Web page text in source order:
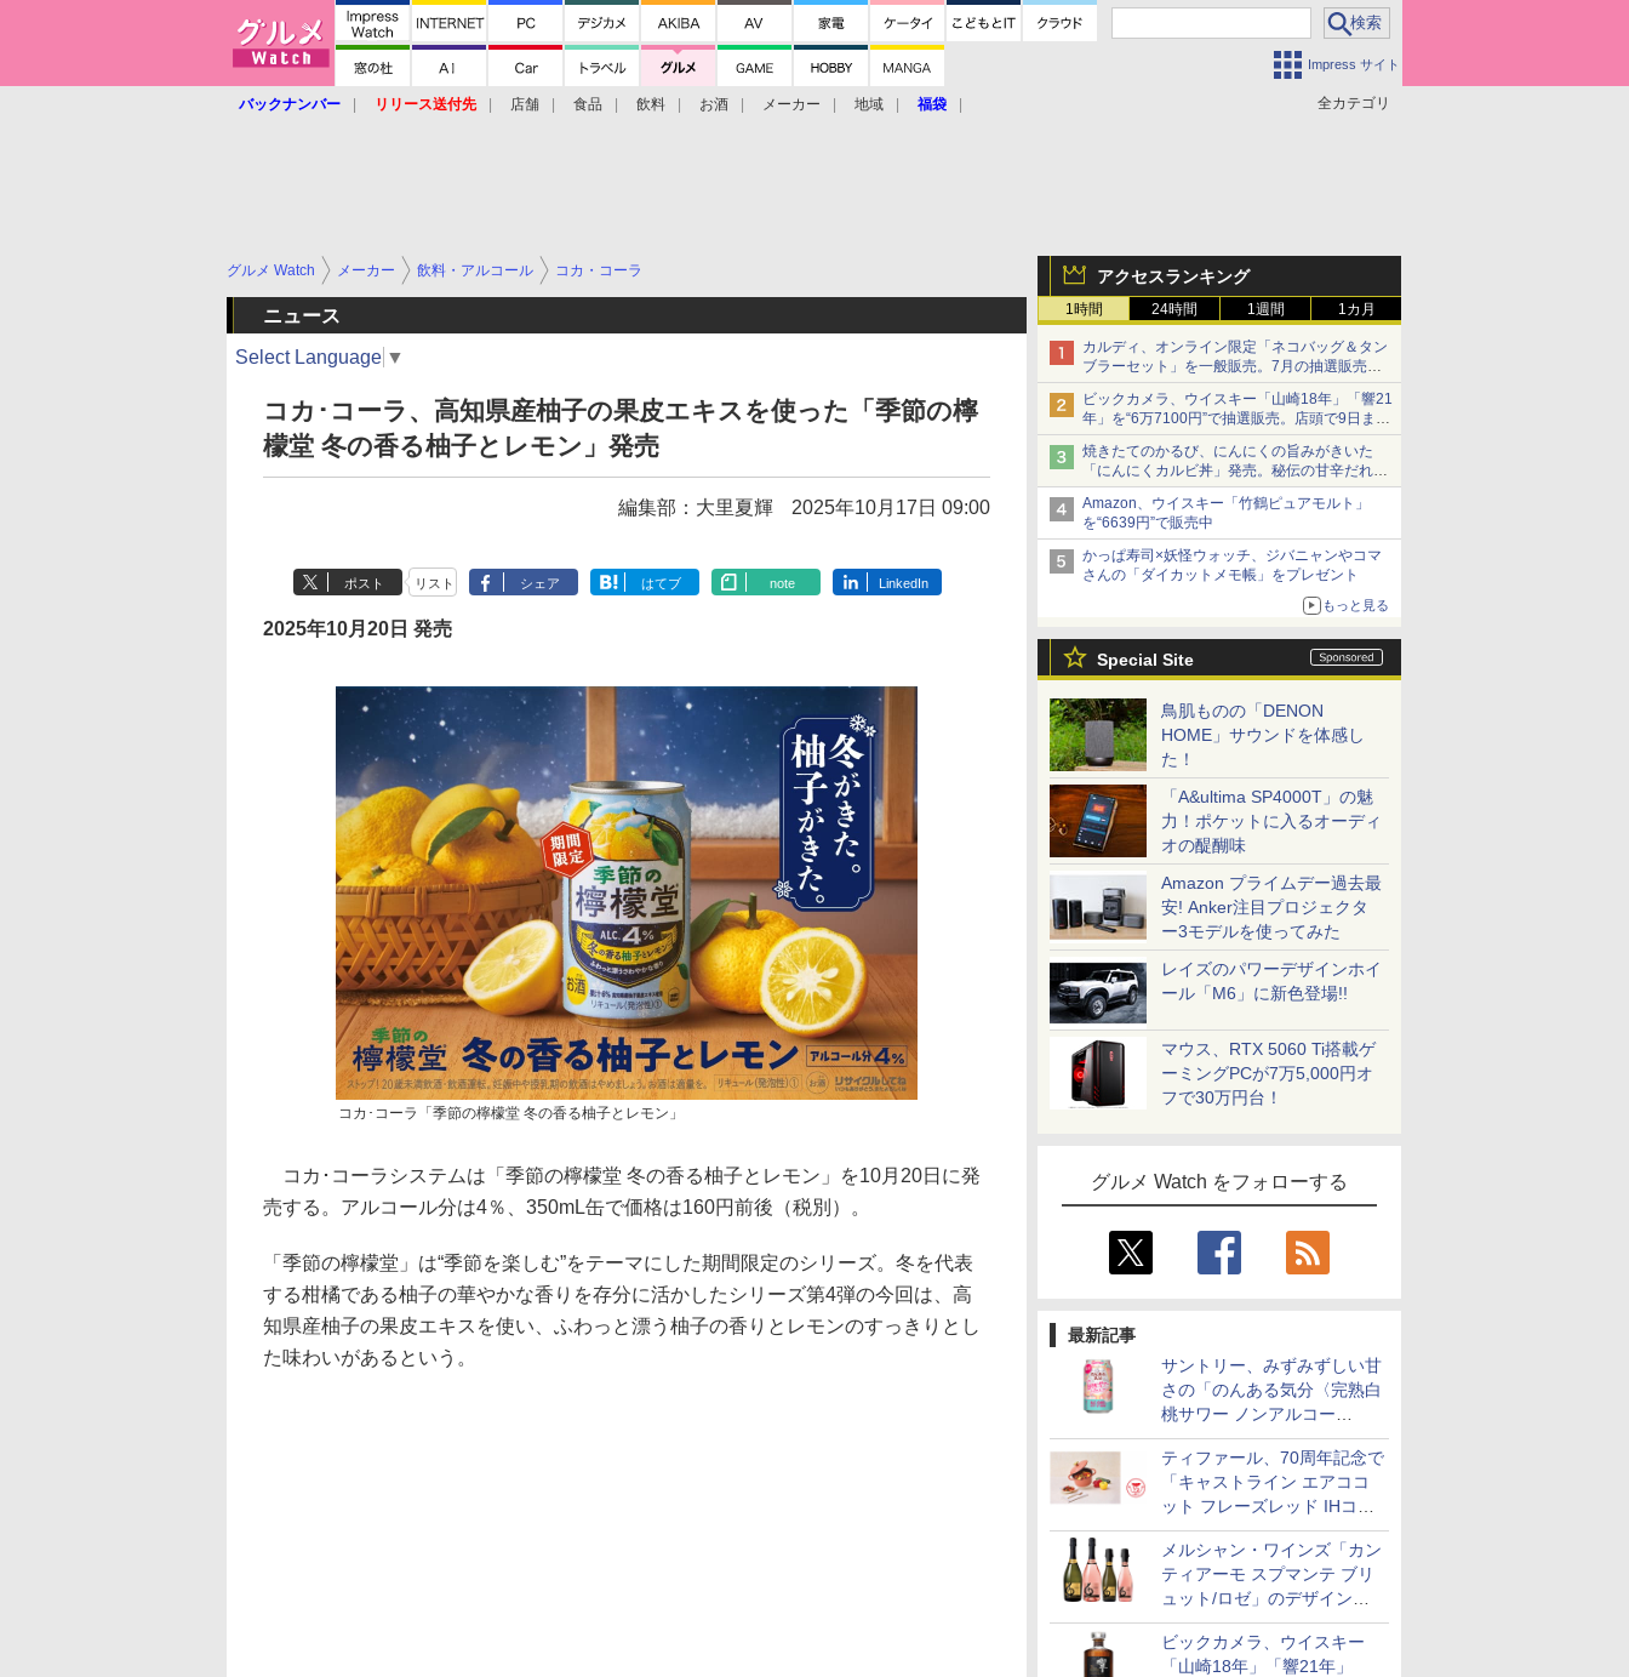
Impress サイト
全カテゴリ
バックナンバー リリース送付先 店舗 食品 飲料 お酒 メーカー 地域 福袋
アクセスランキング
1時間 24時間 1週間 1カ月
カルディ、オンライン限定「ネコバッグ＆タン
ブラーセット」を一般販売。7月の抽選販売の
当選無効分
ビックカメラ、ウイスキー「山崎18年」「響21
年」を“6万7100円”で抽選販売。店頭で9日まで
受付
焼きたてのかるび、にんにくの旨みがきいた
「にんにくカルビ丼」発売。秘伝の甘辛だれを
絡めた「豚カルビ丼」も復活
Amazon、ウイスキー「竹鶴ピュアモルト」
を“6639円”で販売中
かっぱ寿司×妖怪ウォッチ、ジバニャンやコマ
さんの「ダイカットメモ帳」をプレゼント
もっと見る
Special Site
鳥肌ものの「DENON
HOME」サウンドを体感し
た！
「A&ultima SP4000T」の魅
力！ポケットに入るオーディ
オの醍醐味
Amazon プライムデー過去最
安! Anker注目プロジェクタ
ー3モデルを使ってみた
レイズのパワーデザインホイ
ール「M6」に新色登場!!
マウス、RTX 5060 Ti搭載ゲ
ーミングPCが7万5,000円オ
フで30万円台！
グルメ Watch をフォローする
最新記事
サントリー、みずみずしい甘
さの「のんある気分〈完熟白
桃サワー ノンアルコー
ル〉」限定発売
ティファール、70周年記念で
「キャストライン エアココ
ット フレーズレッド IHココ
ット鍋 24cm」数量限定発売
メルシャン・ワインズ「カン
ティアーモ スプマンテ ブリ
ュット/ロゼ」のデザインを
リニューアル。ハーフボトル
も登場
ビックカメラ、ウイスキー
「山崎18年」「響21年」
グルメ Watch メーカー 飲料・アルコール コカ・コーラ
ニュース
Select Language ▼
コカ･コーラ、高知県産柚子の果皮エキスを使った「季節の檸
檬堂 冬の香る柚子とレモン」発売
編集部：大里夏輝 2025年10月17日 09:00
ポスト リスト シェア はてブ note LinkedIn
2025年10月20日 発売
コカ･コーラ「季節の檸檬堂 冬の香る柚子とレモン」
コカ･コーラシステムは「季節の檸檬堂 冬の香る柚子とレモン」を10月20日に発
売する。アルコール分は4％、350mL缶で価格は160円前後（税別）。
「季節の檸檬堂」は“季節を楽しむ”をテーマにした期間限定のシリーズ。冬を代表
する柑橘である柚子の華やかな香りを存分に活かしたシリーズ第4弾の今回は、高
知県産柚子の果皮エキスを使い、ふわっと漂う柚子の香りとレモンのすっきりとし
た味わいがあるという。